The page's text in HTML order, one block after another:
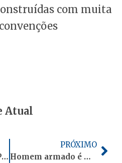
com muita
Atual
MPAC solicita que Prefeitura de Rio Branco apresente documentos do programa “1.001 Dignidades” em até 15 dias
PRÓXIMO
Homem armado é morto a tiros ao tentar invadir resort de Trump na Flórida, diz polícia